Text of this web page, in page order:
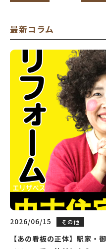
最新コラム
2026/06/15 その他
【あの看板の正体】駅家・